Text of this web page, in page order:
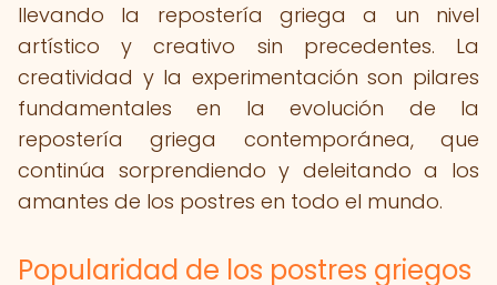
llevando la repostería griega a un nivel
artístico y creativo sin precedentes. La
creatividad y la experimentación son pilares
fundamentales en la evolución de la
repostería griega contemporánea, que
continúa sorprendiendo y deleitando a los
amantes de los postres en todo el mundo.
Popularidad de los postres griegos